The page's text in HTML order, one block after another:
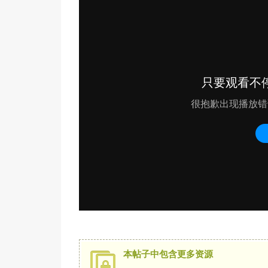
本帖子中包含更多资源